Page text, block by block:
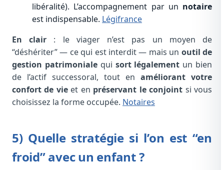
libéralité). L’accompagnement par un notaire
est indispensable. Légifrance
En clair : le viager n’est pas un moyen de
“déshériter” — ce qui est interdit — mais un outil de
gestion patrimonialequi sort légalement un bien
de l’actif successoral, tout en améliorant votre
confort de vieet en préservant le conjoint si vous
choisissez la forme occupée. Notaires
5) Quelle stratégie si l’on est “en
froid” avec un enfant ?